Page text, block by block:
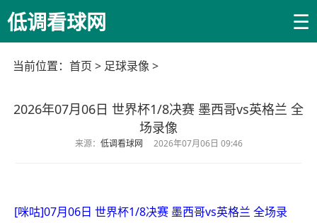
低调看球网 ☰
当前位置： 首页 > 足球录像 >
2026年07月06日 世界杯1/8决赛 墨西哥vs英格兰 全
场录像
来源： 低调看球网 2026年07月06日 09:46
[咪咕]07月06日 世界杯1/8决赛 墨西哥vs英格兰 全场录